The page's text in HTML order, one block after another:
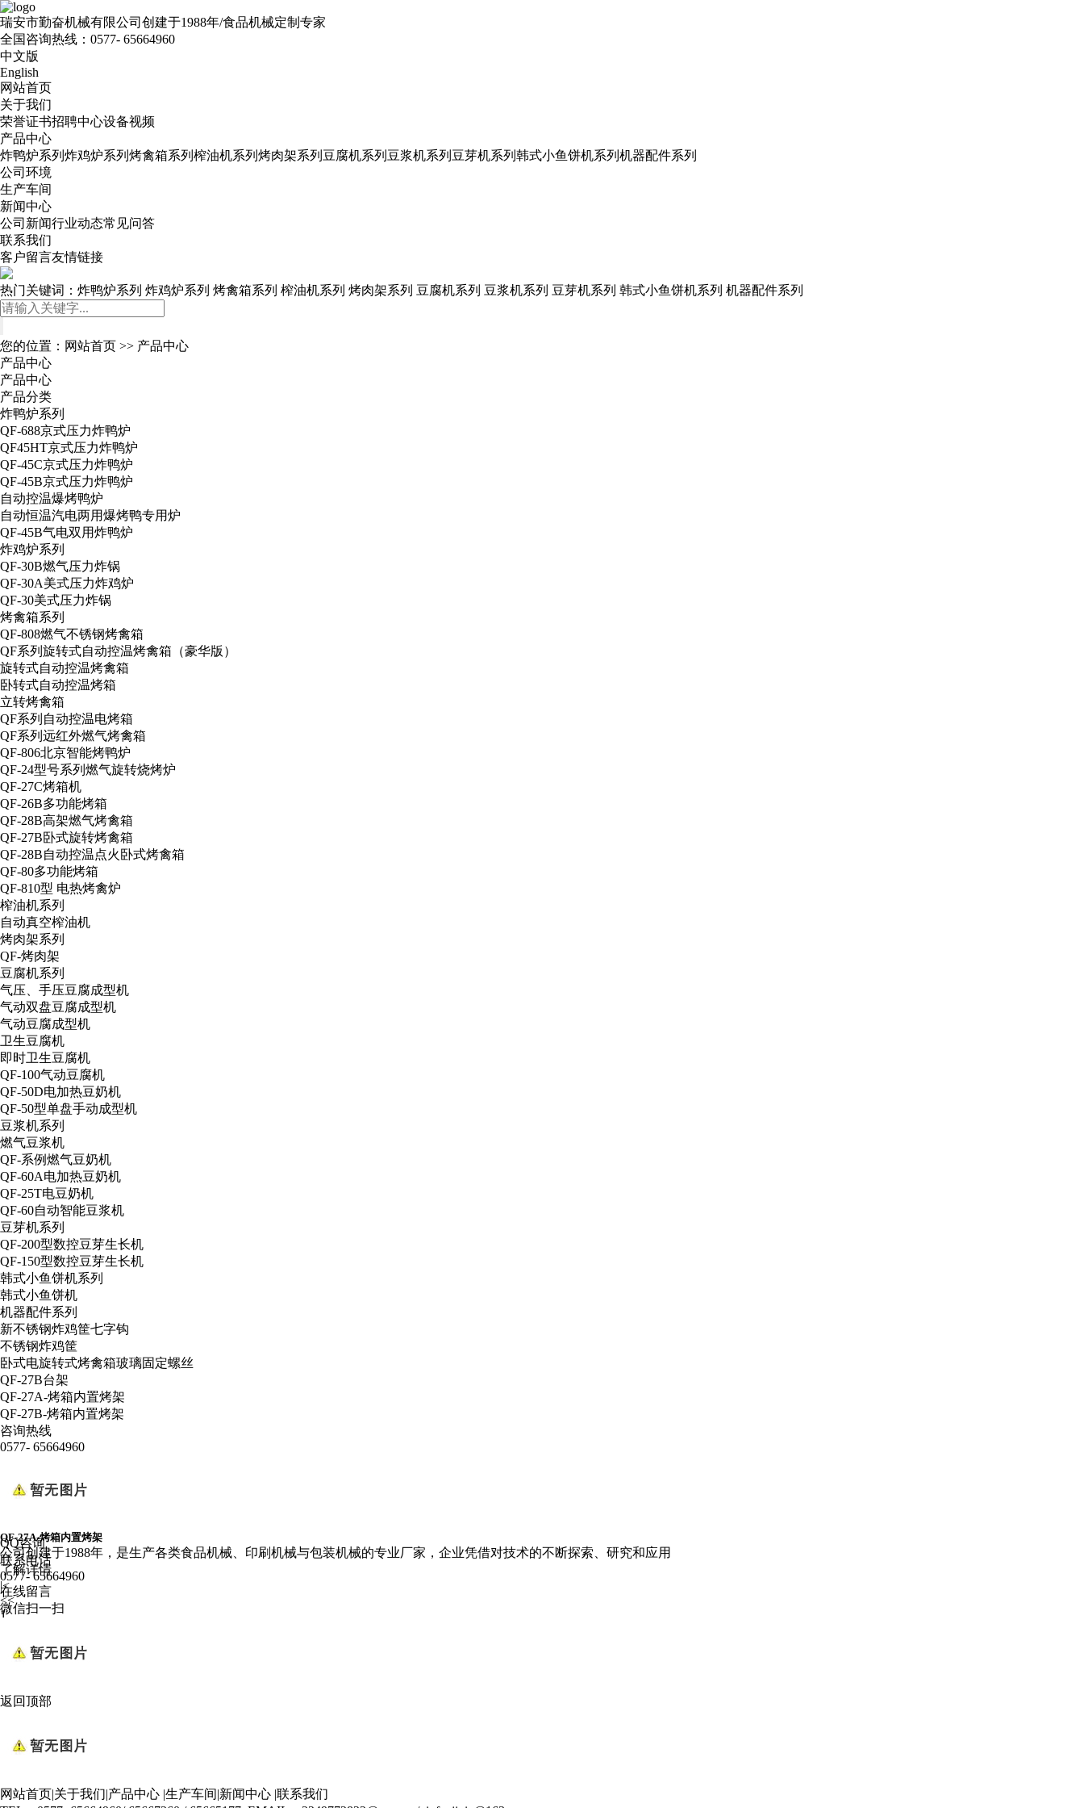
瑞安市勤奋机械有限公司 创建于1988年/食品机械定制专家
全国咨询热线： 0577- 65664960
中文版
English
网站首页
关于我们
荣誉证书招聘中心设备视频
产品中心
炸鸭炉系列 炸鸡炉系列 烤禽箱系列 榨油机系列 烤肉架系列 豆腐机系列 豆浆机系列 豆芽机系列 韩式小鱼饼机系列 机器配件系列
公司环境
生产车间
新闻中心
公司新闻行业动态常见问答
联系我们
客户留言友情链接
热门关键词： 炸鸭炉系列 炸鸡炉系列 烤禽箱系列 榨油机系列 烤肉架系列 豆腐机系列 豆浆机系列 豆芽机系列 韩式小鱼饼机系列 机器配件系列
您的位置： 网站首页 >> 产品中心
产品中心
产品中心
产品分类
炸鸭炉系列
QF-688京式压力炸鸭炉
QF45HT京式压力炸鸭炉
QF-45C京式压力炸鸭炉
QF-45B京式压力炸鸭炉
自动控温爆烤鸭炉
自动恒温汽电两用爆烤鸭专用炉
QF-45B气电双用炸鸭炉
炸鸡炉系列
QF-30B燃气压力炸锅
QF-30A美式压力炸鸡炉
QF-30美式压力炸锅
烤禽箱系列
QF-808燃气不锈钢烤禽箱
QF系列旋转式自动控温烤禽箱（豪华版）
旋转式自动控温烤禽箱
卧转式自动控温烤箱
立转烤禽箱
QF系列自动控温电烤箱
QF系列远红外燃气烤禽箱
QF-806北京智能烤鸭炉
QF-24型号系列燃气旋转烧烤炉
QF-27C烤箱机
QF-26B多功能烤箱
QF-28B高架燃气烤禽箱
QF-27B卧式旋转烤禽箱
QF-28B自动控温点火卧式烤禽箱
QF-80多功能烤箱
QF-810型 电热烤禽炉
榨油机系列
自动真空榨油机
烤肉架系列
QF-烤肉架
豆腐机系列
气压、手压豆腐成型机
气动双盘豆腐成型机
气动豆腐成型机
卫生豆腐机
即时卫生豆腐机
QF-100气动豆腐机
QF-50D电加热豆奶机
QF-50型单盘手动成型机
豆浆机系列
燃气豆浆机
QF-系例燃气豆奶机
QF-60A电加热豆奶机
QF-25T电豆奶机
QF-60自动智能豆浆机
豆芽机系列
QF-200型数控豆芽生长机
QF-150型数控豆芽生长机
韩式小鱼饼机系列
韩式小鱼饼机
机器配件系列
新不锈钢炸鸡筐七字钩
不锈钢炸鸡筐
卧式电旋转式烤禽箱玻璃固定螺丝
QF-27B台架
QF-27A-烤箱内置烤架
QF-27B-烤箱内置烤架
咨询热线
0577- 65664960
QF-27A-烤箱内置烤架
公司创建于1988年，是生产各类食品机械、印刷机械与包装机械的专业厂家，企业凭借对技术的不断探索、研究和应用
了解详情
|<
<<
1
QQ咨询
联系电话
0577- 65664960
在线留言
微信扫一扫
返回顶部
网站首页|关于我们|产品中心 |生产车间|新闻中心 |联系我们